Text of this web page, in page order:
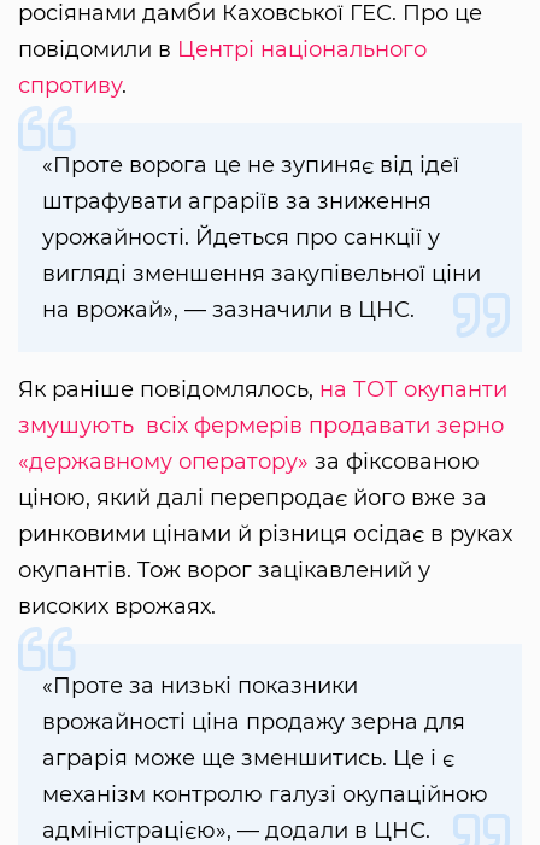
росіянами дамби Каховської ГЕС. Про це
повідомили в Центрі національного
спротиву.
«Проте ворога це не зупиняє від ідеї
штрафувати аграріїв за зниження
урожайності. Йдеться про санкції у
вигляді зменшення закупівельної ціни
на врожай», — зазначили в ЦНС.
Як раніше повідомлялось, на ТОТ окупанти
змушують всіх фермерів продавати зерно
«державному оператору» за фіксованою
ціною, який далі перепродає його вже за
ринковими цінами й різниця осідає в руках
окупантів. Тож ворог зацікавлений у
високих врожаях.
«Проте за низькі показники
врожайності ціна продажу зерна для
аграрія може ще зменшитись. Це і є
механізм контролю галузі окупаційною
адміністрацією», — додали в ЦНС.